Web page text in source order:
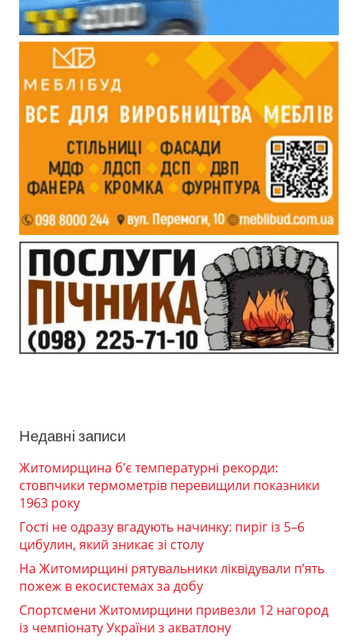
Недавні записи
Житомирщина б’є температурні рекорди:
стовпчики термометрів перевищили показники
1963 року
Гості не одразу вгадують начинку: пиріг із 5–6
цибулин, який зникає зі столу
На Житомирщині рятувальники ліквідували п’ять
пожеж в екосистемах за добу
Спортсмени Житомирщини привезли 12 нагород
із чемпіонату України з акватлону